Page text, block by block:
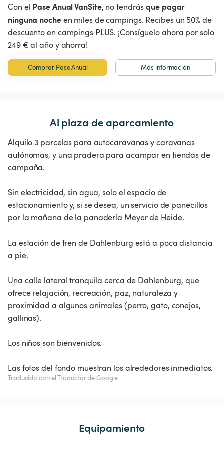
Con el Pase Anual VanSite, no tendrásque pagar
ninguna nocheen miles de campings. Recibes un 50% de
descuento en campings PLUS. ¡Consíguelo ahora por solo
249 € al año y ahorra!
Comprar Pase Anual Más información
Al plaza de aparcamiento
Alquilo 3 parcelas para autocaravanas y caravanas
autónomas, y una pradera para acampar en tiendas de
campaña.
Sin electricidad, sin agua, solo el espacio de
estacionamiento y, si se desea, un servicio de panecillos
por la mañana de la panadería Meyer de Heide.
La estación de tren de Dahlenburg está a poca distancia
a pie.
Una calle lateral tranquila cerca de Dahlenburg, que
ofrece relajación, recreación, paz, naturaleza y
proximidad a algunos animales (perro, gato, conejos,
gallinas).
Los niños son bienvenidos.
Las fotos del fondo muestran los alrededores inmediatos.
Traducido con el Traductor de Google
Equipamiento